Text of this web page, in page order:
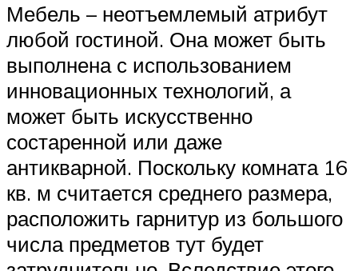
Мебель – неотъемлемый атрибут
любой гостиной. Она может быть
выполнена с использованием
инновационных технологий, а
может быть искусственно
состаренной или даже
антикварной. Поскольку комната 16
кв. м считается среднего размера,
расположить гарнитур из большого
числа предметов тут будет